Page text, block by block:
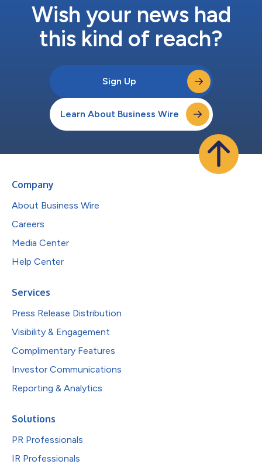
Wish your news had
this kind of reach?
Sign Up
Learn About Business Wire
Company
About Business Wire
Careers
Media Center
Help Center
Services
Press Release Distribution
Visibility & Engagement
Complimentary Features
Investor Communications
Reporting & Analytics
Solutions
PR Professionals
IR Professionals